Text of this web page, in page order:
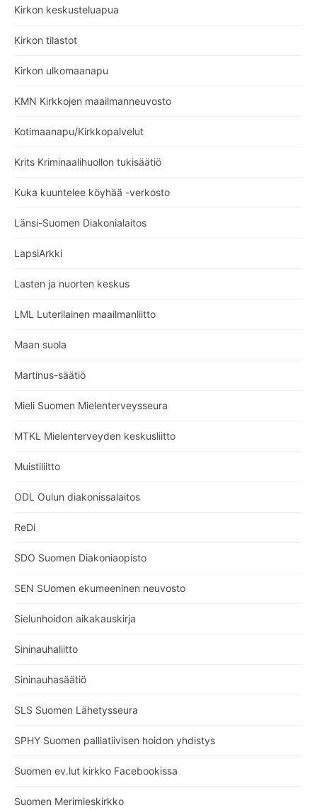
Kirkon keskusteluapua
Kirkon tilastot
Kirkon ulkomaanapu
KMN Kirkkojen maailmanneuvosto
Kotimaanapu/Kirkkopalvelut
Krits Kriminaalihuollon tukisäätiö
Kuka kuuntelee köyhää -verkosto
Länsi-Suomen Diakonialaitos
LapsiArkki
Lasten ja nuorten keskus
LML Luterilainen maailmanliitto
Maan suola
Martinus-säätiö
Mieli Suomen Mielenterveysseura
MTKL Mielenterveyden keskusliitto
Muistiliitto
ODL Oulun diakonissalaitos
ReDi
SDO Suomen Diakoniaopisto
SEN SUomen ekumeeninen neuvosto
Sielunhoidon aikakauskirja
Sininauhaliitto
Sininauhasäätiö
SLS Suomen Lähetysseura
SPHY Suomen palliatiivisen hoidon yhdistys
Suomen ev.lut kirkko Facebookissa
Suomen Merimieskirkko